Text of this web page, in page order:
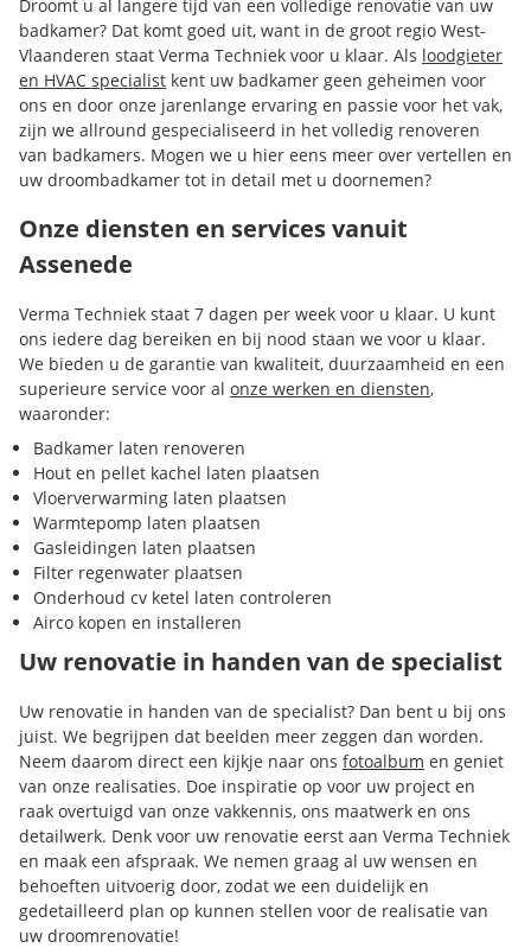
Droomt u al langere tijd van een volledige renovatie van uw
badkamer? Dat komt goed uit, want in de groot regio West-
Vlaanderen staat Verma Techniek voor u klaar. Als loodgieter
en HVAC specialist kent uw badkamer geen geheimen voor
ons en door onze jarenlange ervaring en passie voor het vak,
zijn we allround gespecialiseerd in het volledig renoveren
van badkamers. Mogen we u hier eens meer over vertellen en
uw droombadkamer tot in detail met u doornemen?
Onze diensten en services vanuit
Assenede
Verma Techniek staat 7 dagen per week voor u klaar. U kunt
ons iedere dag bereiken en bij nood staan we voor u klaar.
We bieden u de garantie van kwaliteit, duurzaamheid en een
superieure service voor al onze werken en diensten,
waaronder:
Badkamer laten renoveren
Hout en pellet kachel laten plaatsen
Vloerverwarming laten plaatsen
Warmtepomp laten plaatsen
Gasleidingen laten plaatsen
Filter regenwater plaatsen
Onderhoud cv ketel laten controleren
Airco kopen en installeren
Uw renovatie in handen van de specialist
Uw renovatie in handen van de specialist? Dan bent u bij ons
juist. We begrijpen dat beelden meer zeggen dan worden.
Neem daarom direct een kijkje naar ons fotoalbum en geniet
van onze realisaties. Doe inspiratie op voor uw project en
raak overtuigd van onze vakkennis, ons maatwerk en ons
detailwerk. Denk voor uw renovatie eerst aan Verma Techniek
en maak een afspraak. We nemen graag al uw wensen en
behoeften uitvoerig door, zodat we een duidelijk en
gedetailleerd plan op kunnen stellen voor de realisatie van
uw droomrenovatie!